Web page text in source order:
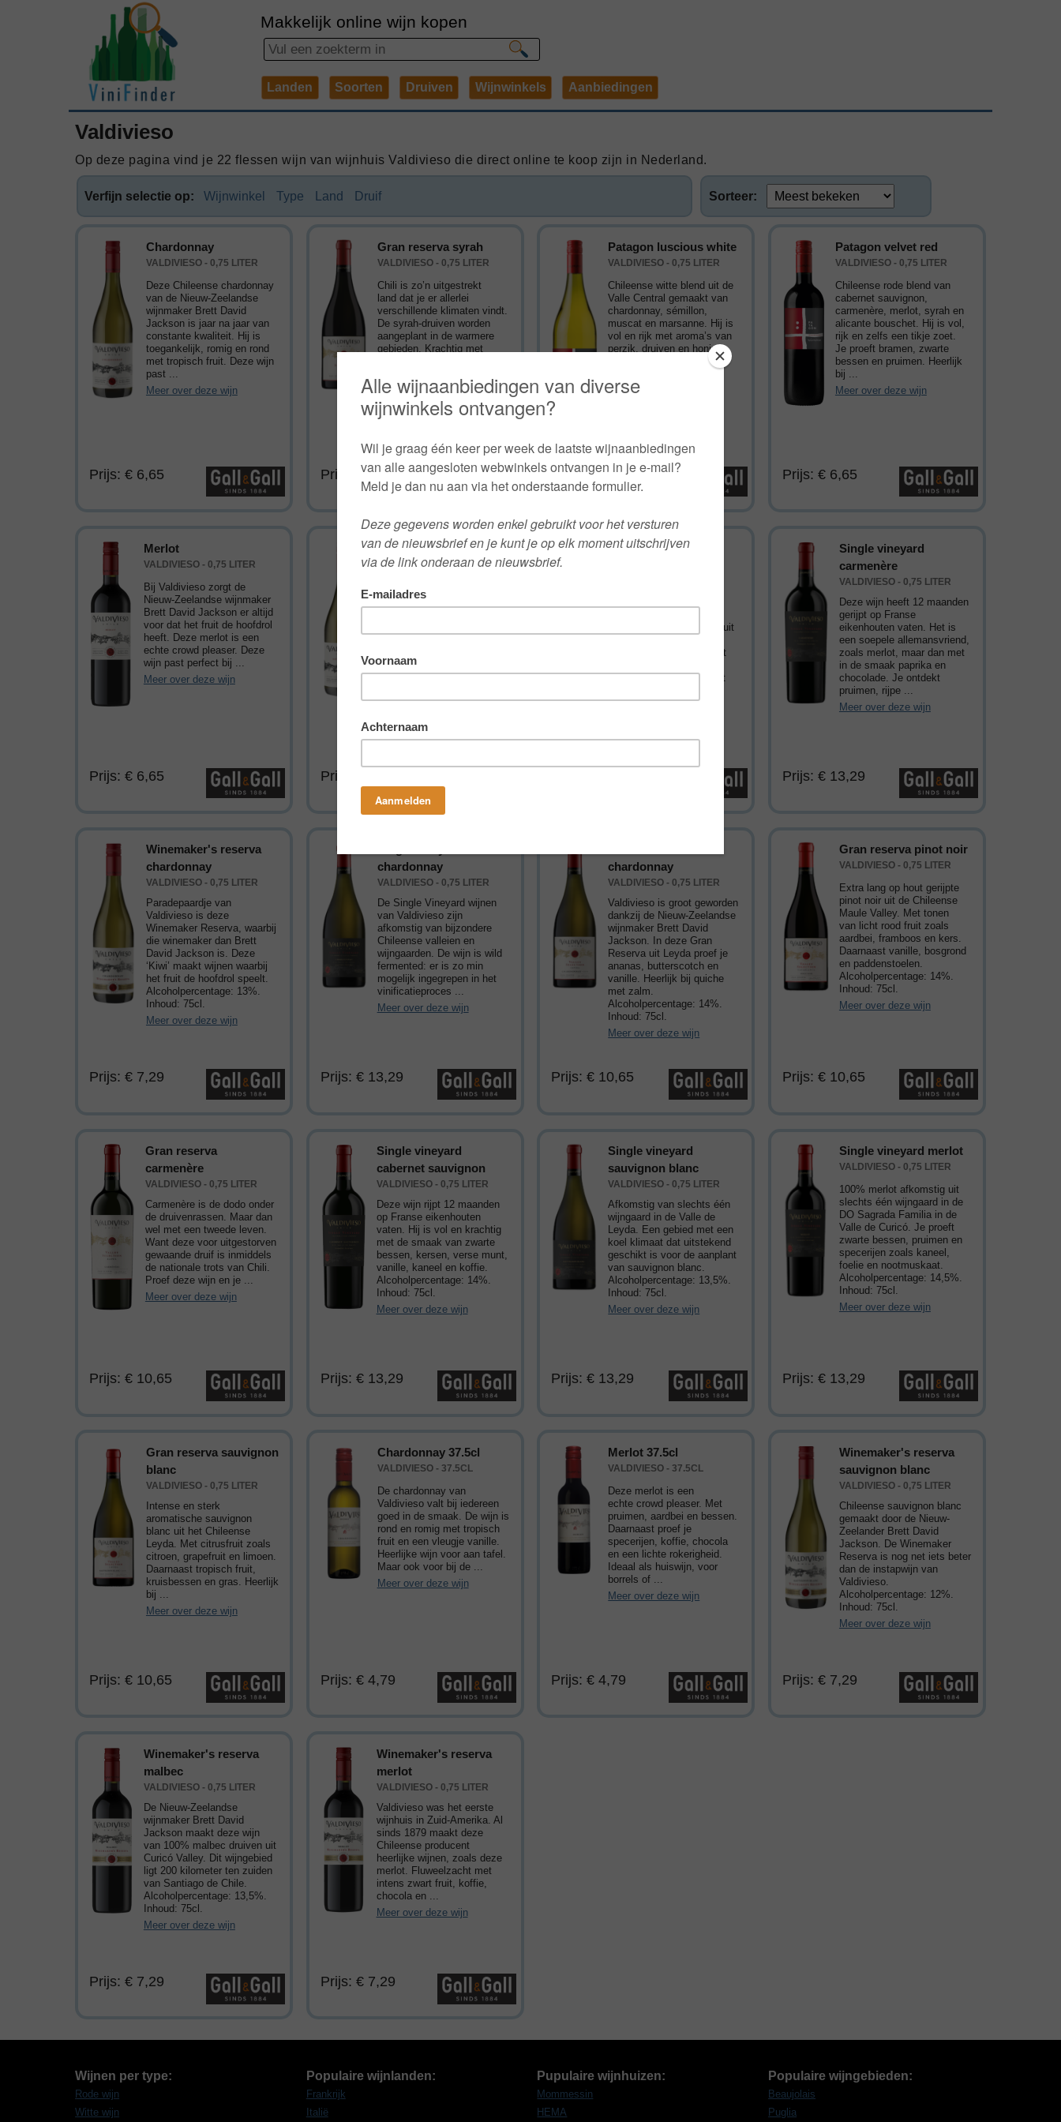
Makkelijk online wijn kopen
Landen Soorten Druiven Wijnwinkels Aanbiedingen
Valdivieso
Op deze pagina vind je 22 flessen wijn van wijnhuis Valdivieso die direct online te koop zijn in Nederland.
Verfijn selectie op: Wijnwinkel Type Land Druif Sorteer:
Chardonnay
VALDIVIESO - 0,75 LITER
Deze Chileense chardonnay
van de Nieuw-Zeelandse
wijnmaker Brett David
Jackson is jaar na jaar van
constante kwaliteit. Hij is
toegankelijk, romig en rond
met tropisch fruit. Deze wijn
past ...
Meer over deze wijn
Prijs: € 6,65
Gran reserva syrah
VALDIVIESO - 0,75 LITER
Chili is zo’n uitgestrekt
land dat je er allerlei
verschillende klimaten vindt.
De syrah-druiven worden
aangeplant in de warmere
gebieden. Krachtig met
Meer over deze wijn
Prijs: € 10,65
Patagon luscious white
VALDIVIESO - 0,75 LITER
Chileense witte blend uit de
Valle Central gemaakt van
chardonnay, sémillon,
muscat en marsanne. Hij is
vol en rijk met aroma’s van
perzik, druiven en honing.
Serveer hem bij gerechten
Meer over deze wijn
Prijs: € 6,65
Patagon velvet red
VALDIVIESO - 0,75 LITER
Chileense rode blend van
cabernet sauvignon,
carmenère, merlot, syrah en
alicante bouschet. Hij is vol,
rijk en zelfs een tikje zoet.
Je proeft bramen, zwarte
bessen en pruimen. Heerlijk
bij ...
Meer over deze wijn
Prijs: € 6,65
Merlot
VALDIVIESO - 0,75 LITER
Bij Valdivieso zorgt de
Nieuw-Zeelandse wijnmaker
Brett David Jackson er altijd
voor dat het fruit de hoofdrol
heeft. Deze merlot is een
echte crowd pleaser. Deze
wijn past perfect bij ...
Meer over deze wijn
Prijs: € 6,65
Sauvignon blanc
VALDIVIESO - 0,75 LITER
met een Nieuw-Zeelandse
touch. De wijnmaker van
Jackson, is namelijk een
clean. Alcoholpercentage:
12%. Inhoud: 75cl.
Prijs: € 6,65
Winemaker's reserva
Jackson zorgt jaar in jaar uit
stevige tannines. Je proeft
frambozen. Rond en zacht
Single vineyard
carmenère
VALDIVIESO - 0,75 LITER
Deze wijn heeft 12 maanden
gerijpt op Franse
eikenhouten vaten. Het is
een soepele allemansvriend,
zoals merlot, maar dan met
in de smaak paprika en
chocolade. Je ontdekt
pruimen, rijpe ...
Meer over deze wijn
Prijs: € 13,29
Winemaker's reserva
chardonnay
VALDIVIESO - 0,75 LITER
Paradepaardje van
Valdivieso is deze
Winemaker Reserva, waarbij
die winemaker dan Brett
David Jackson is. Deze
‘Kiwi’ maakt wijnen waarbij
het fruit de hoofdrol speelt.
Alcoholpercentage: 13%.
Inhoud: 75cl.
Meer over deze wijn
Prijs: € 7,29
chardonnay
VALDIVIESO - 0,75 LITER
De Single Vineyard wijnen
van Valdivieso zijn
afkomstig van bijzondere
Chileense valleien en
wijngaarden. De wijn is wild
fermented: er is zo min
mogelijk ingegrepen in het
vinificatieproces ...
Meer over deze wijn
Prijs: € 13,29
chardonnay
VALDIVIESO - 0,75 LITER
Valdivieso is groot geworden
dankzij de Nieuw-Zeelandse
wijnmaker Brett David
Jackson. In deze Gran
Reserva uit Leyda proef je
ananas, butterscotch en
vanille. Heerlijk bij quiche
met zalm.
Alcoholpercentage: 14%.
Inhoud: 75cl.
Meer over deze wijn
Prijs: € 10,65
Gran reserva pinot noir
VALDIVIESO - 0,75 LITER
Extra lang op hout gerijpte
pinot noir uit de Chileense
Maule Valley. Met tonen
van licht rood fruit zoals
aardbei, framboos en kers.
Daarnaast vanille, bosgrond
en paddenstoelen.
Alcoholpercentage: 14%.
Inhoud: 75cl.
Meer over deze wijn
Prijs: € 10,65
Gran reserva
carmenère
VALDIVIESO - 0,75 LITER
Carmenère is de dodo onder
de druivenrassen. Maar dan
wel met een tweede leven.
Want deze voor uitgestorven
gewaande druif is inmiddels
de nationale trots van Chili.
Proef deze wijn en je ...
Meer over deze wijn
Prijs: € 10,65
Single vineyard
cabernet sauvignon
VALDIVIESO - 0,75 LITER
Deze wijn rijpt 12 maanden
op Franse eikenhouten
vaten. Hij is vol en krachtig
met de smaak van zwarte
bessen, kersen, verse munt,
vanille, kaneel en koffie.
Alcoholpercentage: 14%.
Inhoud: 75cl.
Meer over deze wijn
Prijs: € 13,29
Single vineyard
sauvignon blanc
VALDIVIESO - 0,75 LITER
Afkomstig van slechts één
wijngaard in de Valle de
Leyda. Een gebied met een
koel klimaat dat uitstekend
geschikt is voor de aanplant
van sauvignon blanc.
Alcoholpercentage: 13,5%.
Inhoud: 75cl.
Meer over deze wijn
Prijs: € 13,29
Single vineyard merlot
VALDIVIESO - 0,75 LITER
100% merlot afkomstig uit
slechts één wijngaard in de
DO Sagrada Familia in de
Valle de Curicó. Je proeft
zwarte bessen, pruimen en
specerijen zoals kaneel,
foelie en nootmuskaat.
Alcoholpercentage: 14,5%.
Inhoud: 75cl.
Meer over deze wijn
Prijs: € 13,29
Gran reserva sauvignon
blanc
VALDIVIESO - 0,75 LITER
Intense en sterk
aromatische sauvignon
blanc uit het Chileense
Leyda. Met citrusfruit zoals
citroen, grapefruit en limoen.
Daarnaast tropisch fruit,
kruisbessen en gras. Heerlijk
bij ...
Meer over deze wijn
Prijs: € 10,65
Chardonnay 37.5cl
VALDIVIESO - 37.5CL
De chardonnay van
Valdivieso valt bij iedereen
goed in de smaak. De wijn is
rond en romig met tropisch
fruit en een vleugje vanille.
Heerlijke wijn voor aan tafel.
Maar ook voor bij de ...
Meer over deze wijn
Prijs: € 4,79
Merlot 37.5cl
VALDIVIESO - 37.5CL
Deze merlot is een
echte crowd pleaser. Met
pruimen, aardbei en bessen.
Daarnaast proef je
specerijen, koffie, chocola
en een lichte rokerigheid.
Ideaal als huiswijn, voor
borrels of ...
Meer over deze wijn
Prijs: € 4,79
Winemaker's reserva
sauvignon blanc
VALDIVIESO - 0,75 LITER
Chileense sauvignon blanc
gemaakt door de Nieuw-
Zeelander Brett David
Jackson. De Winemaker
Reserva is nog net iets beter
dan de instapwijn van
Valdivieso.
Alcoholpercentage: 12%.
Inhoud: 75cl.
Meer over deze wijn
Prijs: € 7,29
Winemaker's reserva
malbec
VALDIVIESO - 0,75 LITER
De Nieuw-Zeelandse
wijnmaker Brett David
Jackson maakt deze wijn
van 100% malbec druiven uit
Curicó Valley. Dit wijngebied
ligt 200 kilometer ten zuiden
van Santiago de Chile.
Alcoholpercentage: 13,5%.
Inhoud: 75cl.
Meer over deze wijn
Prijs: € 7,29
Winemaker's reserva
merlot
VALDIVIESO - 0,75 LITER
Valdivieso was het eerste
wijnhuis in Zuid-Amerika. Al
sinds 1879 maakt deze
Chileense producent
heerlijke wijnen, zoals deze
merlot. Fluweelzacht met
intens zwart fruit, koffie,
chocola en ...
Meer over deze wijn
Prijs: € 7,29
Wijnen per type:
Rode wijn
Witte wijn
Populaire wijnlanden:
Frankrijk
Italië
Pupulaire wijnhuizen:
Mommessin
HEMA
Populaire wijngebieden:
Beaujolais
Puglia